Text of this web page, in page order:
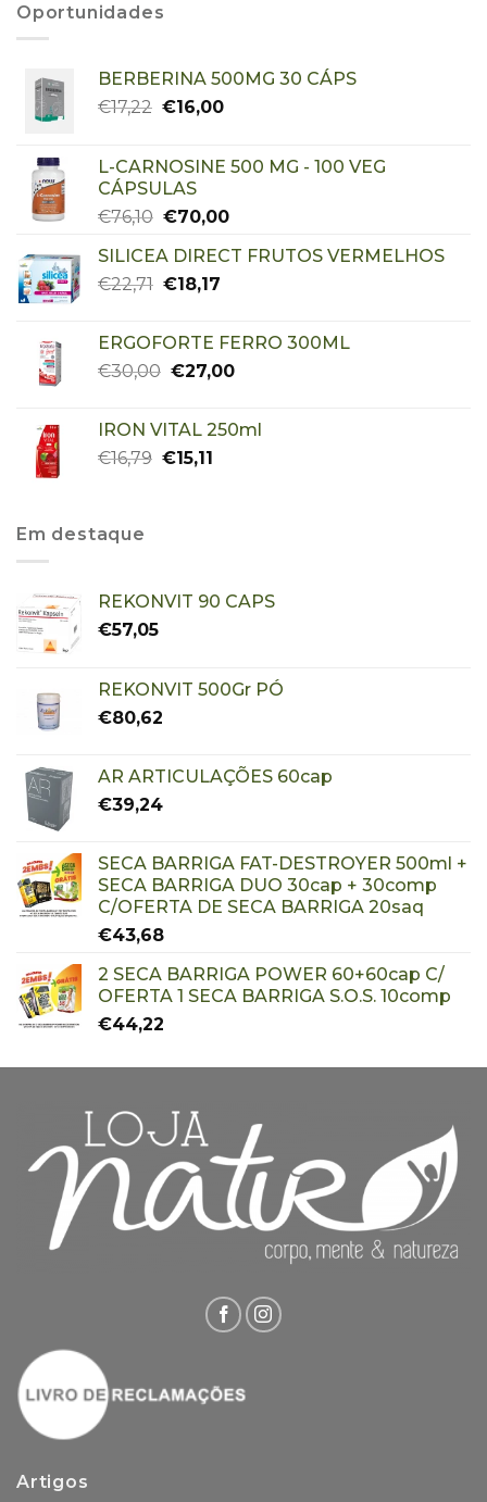
Oportunidades
BERBERINA 500MG 30 CÁPS
€17,22 €16,00
L-CARNOSINE 500 MG - 100 VEG
CÁPSULAS
€76,10 €70,00
SILICEA DIRECT FRUTOS VERMELHOS
€22,71 €18,17
ERGOFORTE FERRO 300ML
€30,00 €27,00
IRON VITAL 250ml
€16,79 €15,11
Em destaque
REKONVIT 90 CAPS
€57,05
REKONVIT 500Gr PÓ
€80,62
AR ARTICULAÇÕES 60cap
€39,24
SECA BARRIGA FAT-DESTROYER 500ml +
SECA BARRIGA DUO 30cap + 30comp
C/OFERTA DE SECA BARRIGA 20saq
€43,68
2 SECA BARRIGA POWER 60+60cap C/
OFERTA 1 SECA BARRIGA S.O.S. 10comp
€44,22
Artigos